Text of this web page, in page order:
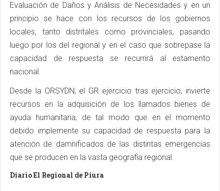
Evaluación de Daños y Análisis de Necesidades y en un
principio se hace con los recursos de los gobiernos
locales, tanto distritales como provinciales, pasando
luego por los del regional y en el caso que sobrepase la
capacidad de respuesta se recurrirá al estamento
nacional.
Desde la ORSYDN, el GR ejercicio tras ejercicio, invierte
recursos en la adquisición de los llamados bienes de
ayuda humanitaria, de tal modo que en el momento
debido implemente su capacidad de respuesta para la
atención de damnificados de las distintas emergencias
que se producen en la vasta geografía regional.
Diario El Regional de Piura